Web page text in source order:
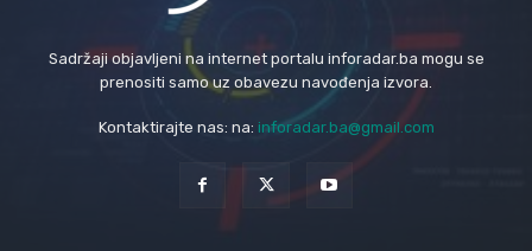
Sadržaji objavljeni na internet portalu inforadar.ba mogu se
prenositi samo uz obavezu navođenja izvora.
Kontaktirajte nas: na: inforadar.ba@gmail.com